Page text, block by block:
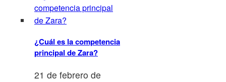
¿Cuál es la competencia
principal de Zara?
21 de febrero de